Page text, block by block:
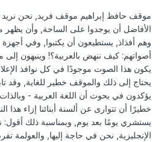
موقف حافظ إبراهيم موقف فريد, نحن نريد
الأفاضل أن يوجدوا على الساحة, وأن يظهر
وهم أفذاذ, يستطيعون أن يكتبوا, وفي أجهزة
أصواتهم: كيف ننهض بالعربية؟! وينبهون إلى
يكون هذا الصوت موجودًا في كل نوافذ
يحتاج إلى ذلك والموقف خطير للغاية, وقد
يؤكدون في بحوث أن اللغة العربية - وبالذات
خطيرًا أن تتوارى عن ألسنة أبنائنا إزاء هذا
يستشري يومًا بعد يوم, وبمناسبة ذلك أقول:
الإنجليزية, نحن في حاجة إليها, والعولمة